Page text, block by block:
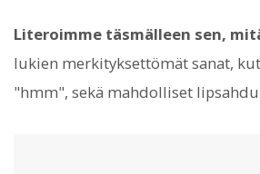
Literoimme täsmälleen sen,
lukien merkityksettömät sanat,
"hmm", sekä mahdolliset